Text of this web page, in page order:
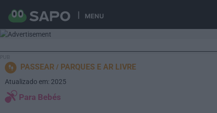
MENU
PASSEAR PARQUES E AR LIVRE
Para Bebés
Atualizado em: 2025